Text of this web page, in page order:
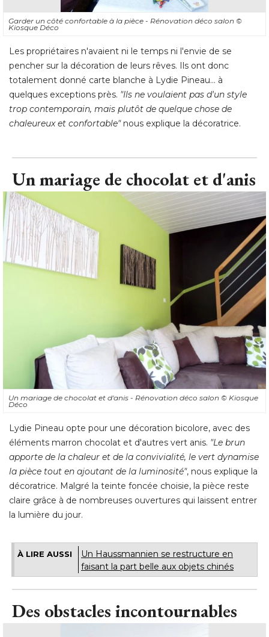
Garder un côté confortable à la pièce - Rénovation déco salon ©
Kiosque Déco
Les propriétaires n'avaient ni le temps ni l'envie de se
pencher sur la décoration de leurs rêves. Ils ont donc
totalement donné carte blanche à Lydie Pineau... à
quelques exceptions près. "Ils ne voulaient pas d'un style
trop contemporain, mais plutôt de quelque chose de
chaleureux et confortable" nous explique la décoratrice.
Un mariage de chocolat et d'anis
Un mariage de chocolat et d'anis - Rénovation déco salon © Kiosque
Déco
Lydie Pineau opte pour une décoration bicolore, avec des
éléments marron chocolat et d'autres vert anis. "Le brun
apporte de la chaleur et de la convivialité, le vert dynamise
la pièce tout en ajoutant de la luminosité", nous explique la
décoratrice. Malgré la teinte foncée choisie, la pièce reste
claire grâce à de nombreuses ouvertures qui laissent entrer
la lumière du jour.
À LIRE AUSSI
Un Haussmannien se restructure en
faisant la part belle aux objets chinés
Des obstacles incontournables